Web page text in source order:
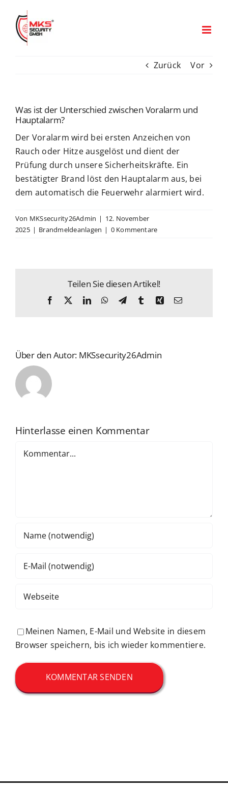
Inhalt
springen
Zurück Vor
Was ist der Unterschied zwischen Voralarm und
Hauptalarm?
Der Voralarm wird bei ersten Anzeichen von
Rauch oder Hitze ausgelöst und dient der
Prüfung durch unsere Sicherheitskräfte. Ein
bestätigter Brand löst den Hauptalarm aus, bei
dem automatisch die Feuerwehr alarmiert wird.
Von MKSsecurity26Admin | 12. November
2025 | Brandmeldeanlagen | 0 Kommentare
Teilen Sie diesen Artikel!
Facebook LinkedInWhatsApp
TelegramTumblrXing E-
Über den Autor: MKSsecurity26Admin
Hinterlasse einen Kommentar
Meinen Namen, E-Mail und Website in diesem
Browser speichern, bis ich wieder kommentiere.